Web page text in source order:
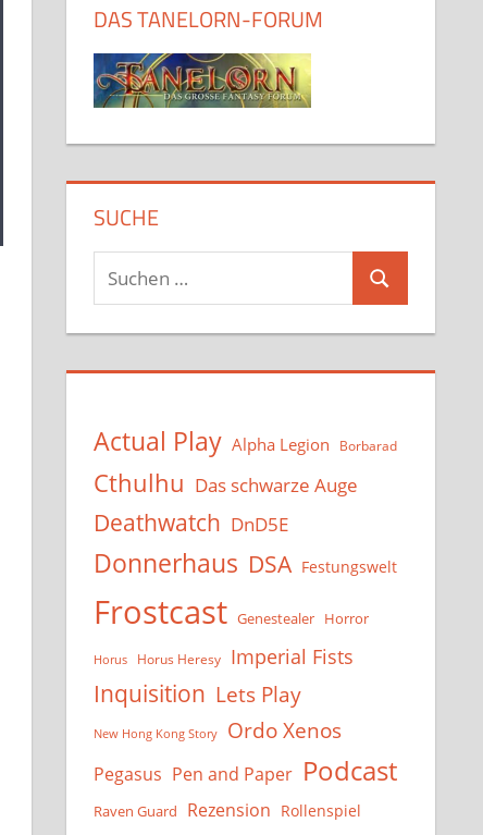
DAS TANELORN-FORUM
SUCHE
Suchen
nach:
Suchen
Actual Play Alpha Legion Borbarad
Cthulhu Das schwarze Auge
Deathwatch DnD5E
Donnerhaus DSA Festungswelt
Frostcast Genestealer Horror
Horus Horus Heresy Imperial Fists
Inquisition Lets Play
New Hong Kong Story Ordo Xenos
Pegasus Pen and Paper Podcast
Raven Guard Rezension Rollenspiel